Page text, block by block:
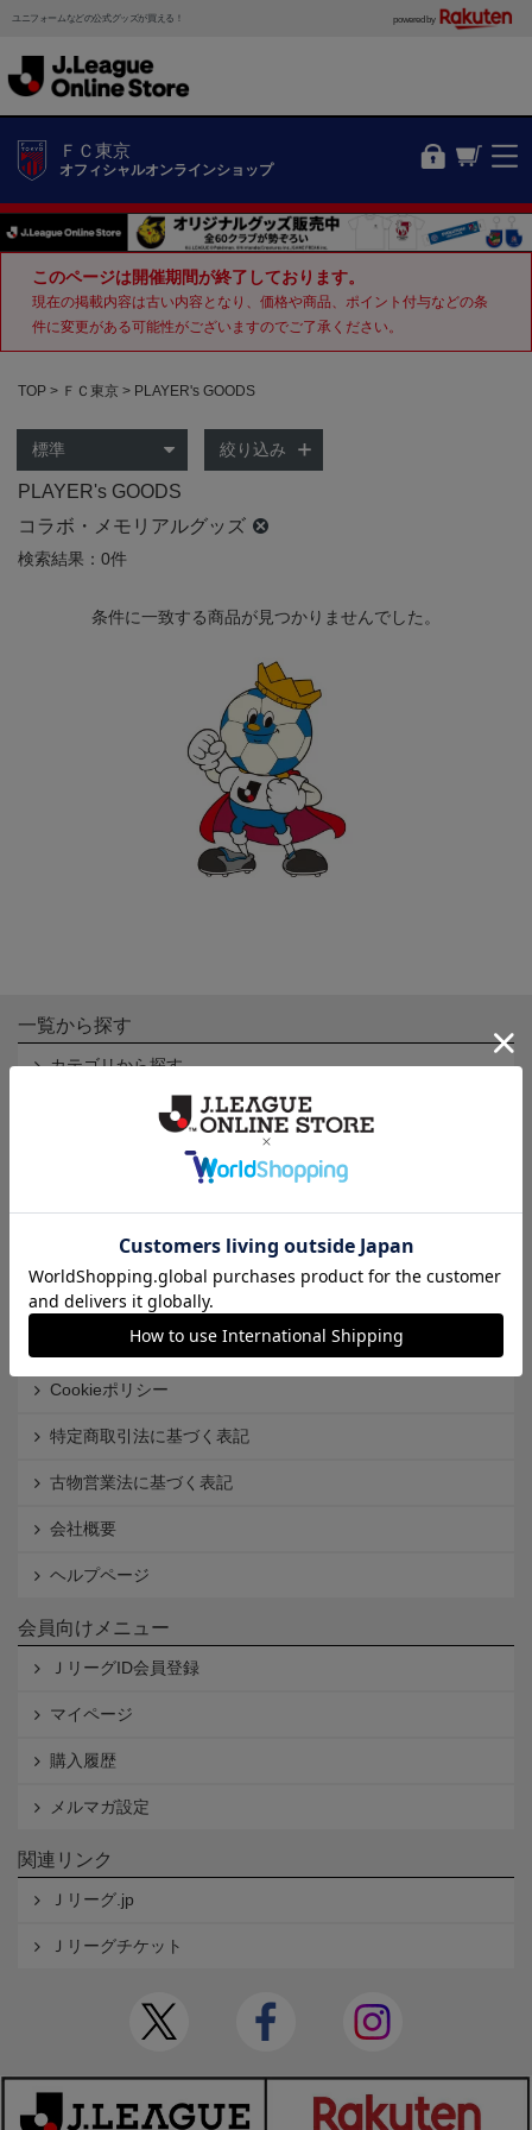
ユニフォームなどの公式グッズが買える！ powered by
ＦＣ東京
オフィシャルオンラインショップ
このページは開催期間が終了しております。
現在の掲載内容は古い内容となり、価格や商品、ポイント付与などの条
件に変更がある可能性がございますのでご了承ください。
TOP ＦＣ東京 PLAYER's GOODS
絞り込み
PLAYER's GOODS
コラボ・メモリアルグッズ
検索結果：0件
条件に一致する商品が見つかりませんでした。
一覧から探す
カテゴリから探す
クラブから探す
Ｊ2
インフォメーション
Ｊリーグオンラインストアとは
利用規約
個人情報保護方針
Cookieポリシー
特定商取引法に基づく表記
古物営業法に基づく表記
会社概要
ヘルプページ
会員向けメニュー
ＪリーグID会員登録
マイページ
購入履歴
メルマガ設定
関連リンク
Ｊリーグ.jp
Ｊリーグチケット